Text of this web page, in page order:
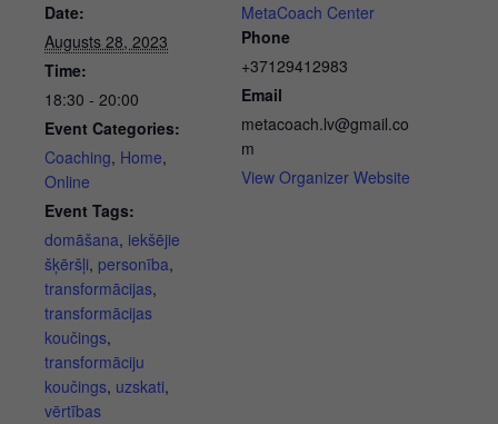
Date:
Augusts 28, 2023
Time:
18:30 - 20:00
Event Categories:
Coaching, Home,
Online
Event Tags:
domāšana, iekšējie
šķēršļi, personība,
transformācijas,
transformācijas
koučings,
transformāciju
koučings, uzskati,
vērtības
MetaCoach Center
Phone
+37129412983
Email
metacoach.lv@gmail.co
m
View Organizer Website